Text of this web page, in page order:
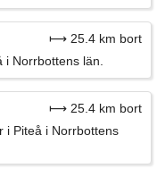
⟼ 25.4 km bort
Norrbottens län.
⟼ 25.4 km bort
i Piteå i Norrbottens